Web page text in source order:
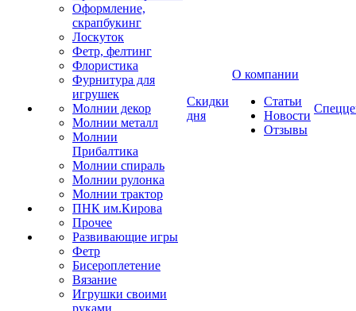
Оформление,
скрапбукинг
Лоскуток
Фетр, фелтинг
Флористика
Фурнитура для
игрушек
Молнии декор
Молнии металл
Молнии
Прибалтика
Молнии спираль
Молнии рулонка
Молнии трактор
ПНК им.Кирова
Прочее
Развивающие игры
Фетр
Бисероплетение
Вязание
Игрушки своими
руками
Скидки
дня
О компании
Статьи
Новости
Отзывы